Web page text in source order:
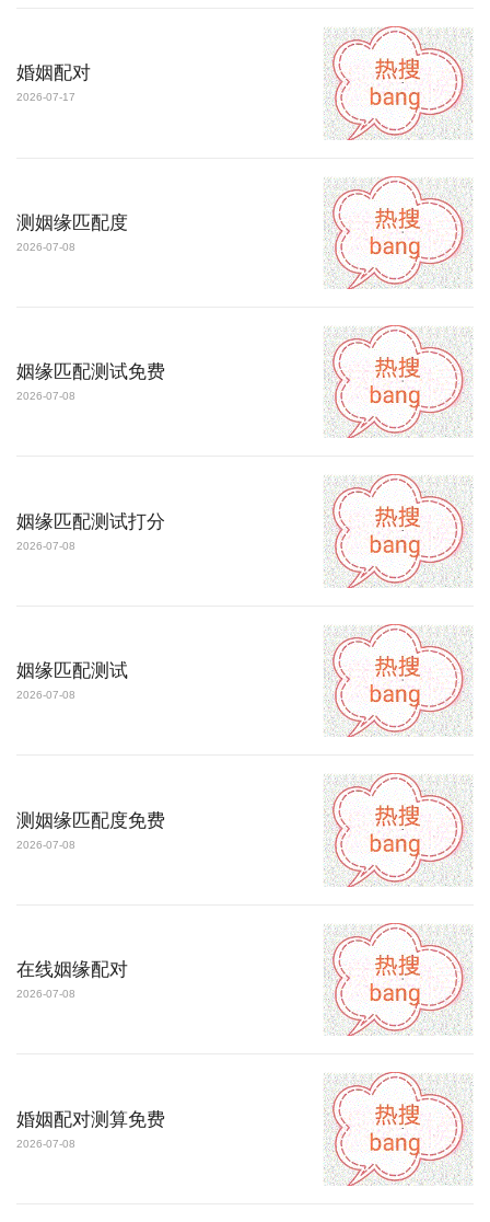
婚姻配对
2026-07-17
测姻缘匹配度
2026-07-08
姻缘匹配测试免费
2026-07-08
姻缘匹配测试打分
2026-07-08
姻缘匹配测试
2026-07-08
测姻缘匹配度免费
2026-07-08
在线姻缘配对
2026-07-08
婚姻配对测算免费
2026-07-08